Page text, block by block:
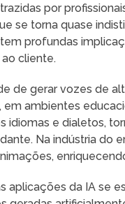
por
se torna quase
profundas
cliente.
de gerar vozes de
em ambientes
idiomas e dialetos,
Na indústria do
aplicações da IA se